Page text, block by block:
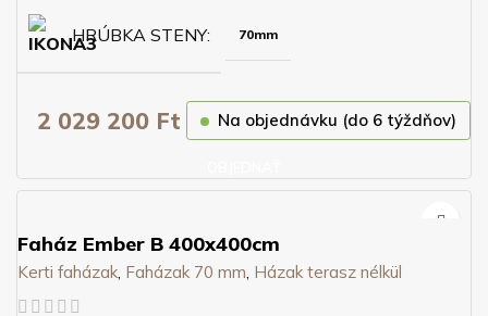
HRÚBKA STENY 70mm
2 029 200 Ft Na objednávku (do 6 týždňov)
Faház Ember B 400x400cm
Kerti faházak, Faházak 70 mm, Házak terasz nélkül